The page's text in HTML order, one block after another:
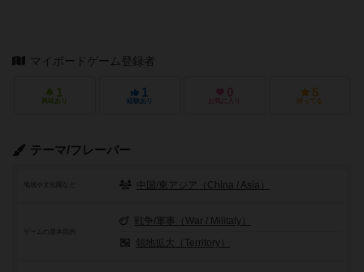
マイボードゲーム登録者
1
興味あり
1
経験あり
0
お気に入り
5
持ってる
テーマ/フレーバー
地域や文化圏など 中国/東アジア（China / Asia）
ゲームの基本目的
戦争/軍事（War / Militaly）
領地拡大（Territory）